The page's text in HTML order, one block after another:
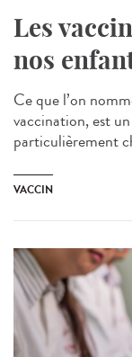
Les
nos
Ce que l’on
vaccination, est
particulièrement
VACCIN